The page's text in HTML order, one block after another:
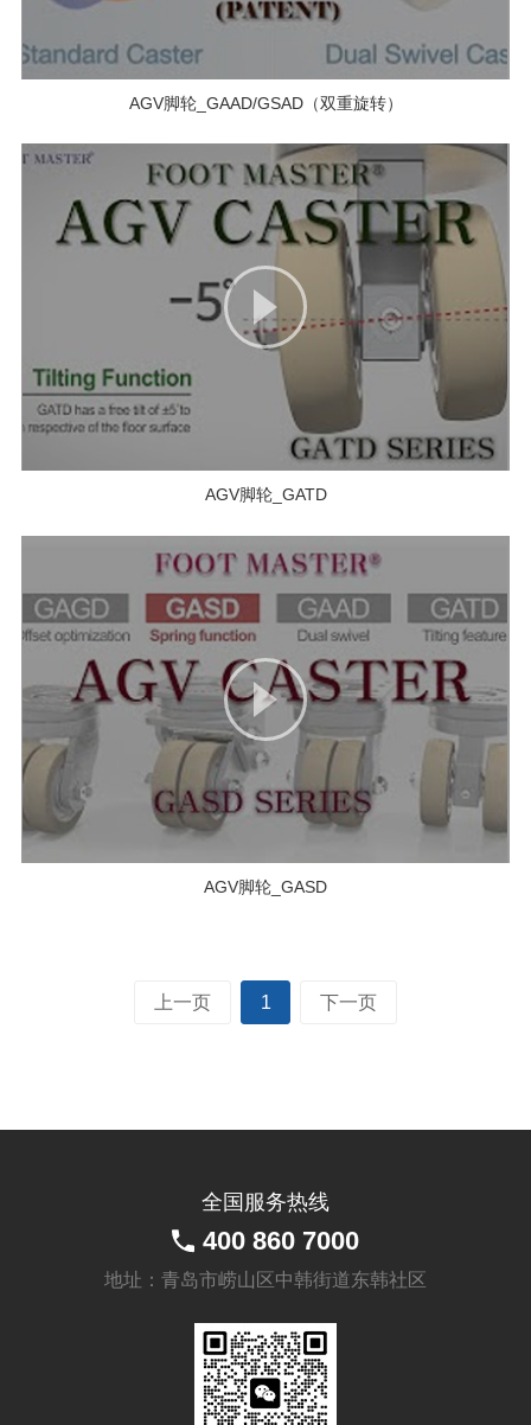
AGV脚轮_GAAD/GSAD（双重旋转）
AGV脚轮_GATD
AGV脚轮_GASD
上一页 1 下一页
全国服务热线
400 860 7000
地址：青岛市崂山区中韩街道东韩社区